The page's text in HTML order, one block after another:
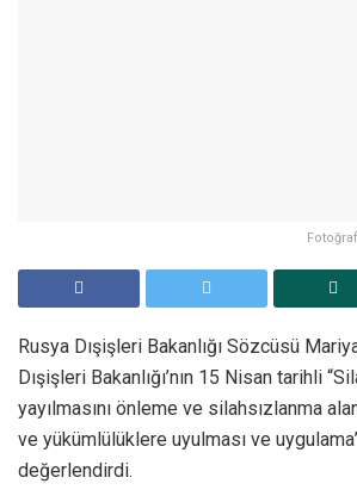
Rusya Dışişleri Bakanlığı Sözcüsü
Dışişleri Bakanlığı’nın 15 Nisan tarihli
yayılmasını önleme ve silahsızlanma
ve yükümlülüklere uyulması ve
değerlendirdi.